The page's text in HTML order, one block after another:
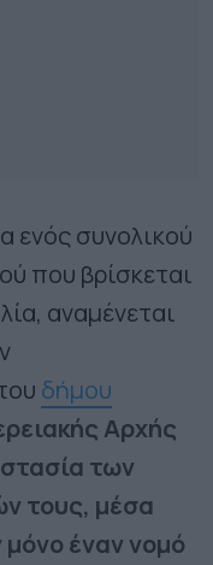
ενός συνολικού
που βρίσκεται
αναμένεται
δήμου
Αρχής
των
τους, μέσα
έναν νομό